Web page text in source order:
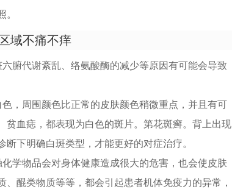
。
域不痛不痒
腑代谢紊乱、络氨酸酶的减少等原因有可能会导致
，周围颜色比正常的皮肤颜色稍微重点，并且有可
血痣，都表现为白色的斑片。第花斑癣。背上出现
下明确白斑类型，才能更好的对症治疗。
学物品会对身体健康造成很大的危害，也会使皮肤
醌类物质等等，都会引起患者机体免疫力的异常，